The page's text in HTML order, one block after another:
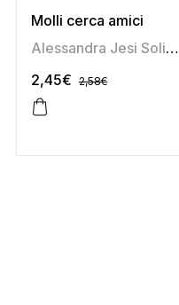
Molli cerca amici
Alessandra Jesi Soligoni
2,45€ 2,58€